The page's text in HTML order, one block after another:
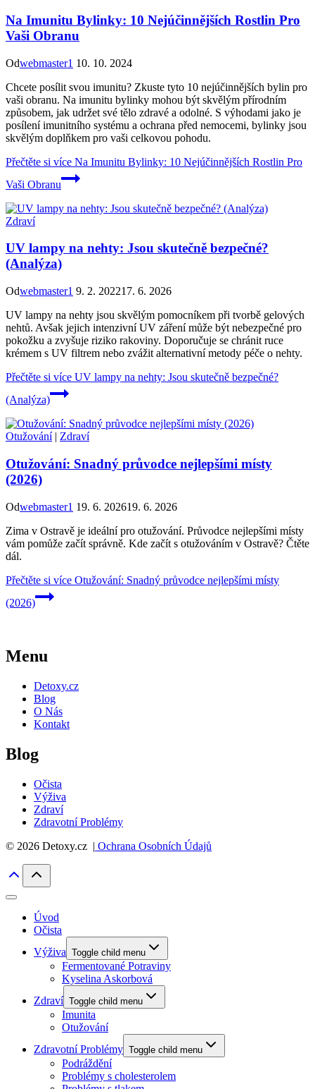
Na Imunitu Bylinky: 10 Nejúčinnějších Rostlin Pro
Vaši Obranu
Odwebmaster1 10. 10. 2024
Chcete posílit svou imunitu? Zkuste tyto 10 nejúčinnějších bylin pro
vaši obranu. Na imunitu bylinky mohou být skvělým přírodním
způsobem, jak udržet své tělo zdravé a odolné. S výhodami jako je
posílení imunitního systému a ochrana před nemocemi, bylinky jsou
skvělým doplňkem pro vaši celkovou pohodu.
Přečtěte si více Na Imunitu Bylinky: 10 Nejúčinnějších Rostlin Pro
Vaši Obranu
Zdraví
UV lampy na nehty: Jsou skutečně bezpečné?
(Analýza)
Odwebmaster1 9. 2. 202217. 6. 2026
UV lampy na nehty jsou skvělým pomocníkem při tvorbě gelových
nehtů. Avšak jejich intenzivní UV záření může být nebezpečné pro
pokožku a zvyšuje riziko rakoviny. Doporučuje se chránit ruce
krémem s UV filtrem nebo zvážit alternativní metody péče o nehty.
Přečtěte si více UV lampy na nehty: Jsou skutečně bezpečné?
(Analýza)
Otužování| Zdraví
Otužování: Snadný průvodce nejlepšími místy
(2026)
Odwebmaster1 19. 6. 202619. 6. 2026
Zima v Ostravě je ideální pro otužování. Průvodce nejlepšími místy
vám pomůže začít správně. Kde začít s otužováním v Ostravě? Čtěte
dál.
Přečtěte si více Otužování: Snadný průvodce nejlepšími místy
(2026)
Menu
Detoxy.cz
Blog
O Nás
Kontakt
Blog
Očista
Výživa
Zdraví
Zdravotní Problémy
© 2026 Detoxy.cz | Ochrana Osobních Údajů
Úvod
Očista
Výživa Toggle child menu
Fermentované Potraviny
Kyselina Askorbová
Zdraví Toggle child menu
Imunita
Otužování
Zdravotní Problémy Toggle child menu
Podráždění
Problémy s cholesterolem